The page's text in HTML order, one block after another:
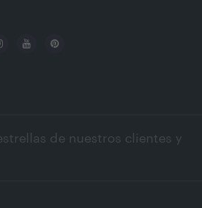
de nuestros clientes y